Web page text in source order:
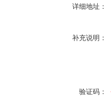
详细地址：
补充说明：
验证码：